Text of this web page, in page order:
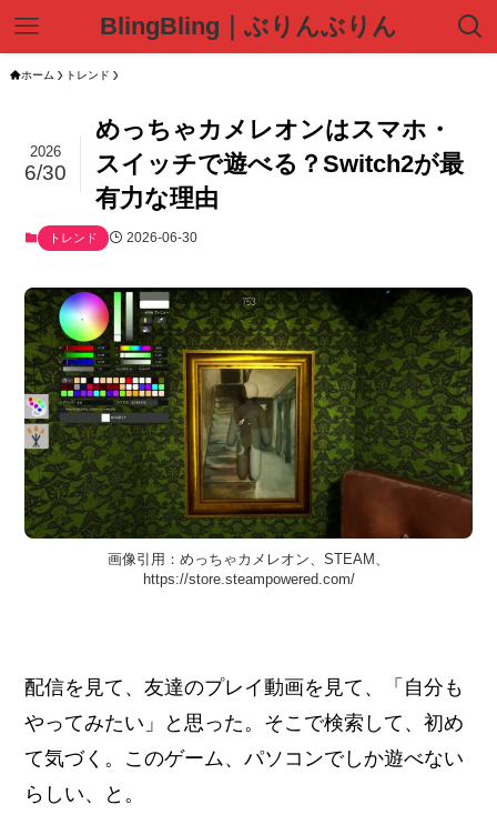
BlingBling｜ぶりんぶりん
ホーム トレンド
めっちゃカメレオンはスマホ・
スイッチで遊べる？Switch2が最
有力な理由
2026
6/30
トレンド 2026-06-30
画像引用：めっちゃカメレオン、STEAM、
https://store.steampowered.com/
配信を見て、友達のプレイ動画を見て、「自分も
やってみたい」と思った。そこで検索して、初め
て気づく。このゲーム、パソコンでしか遊べない
らしい、と。